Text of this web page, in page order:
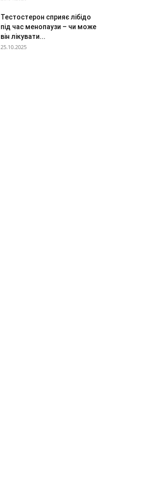
Тестостерон сприяє лібідо
під час менопаузи – чи може
він лікувати...
25.10.2025